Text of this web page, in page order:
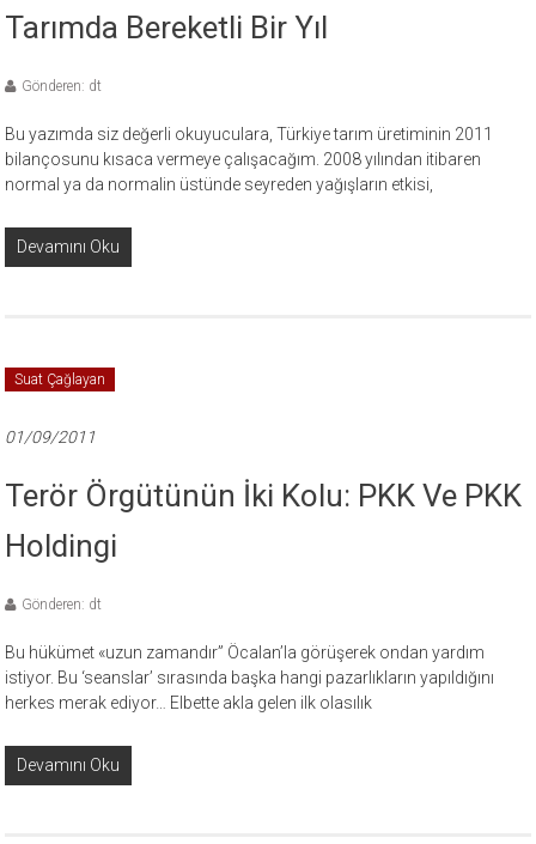
Tarımda Bereketli Bir Yıl
Gönderen: dt
Bu yazımda siz değerli okuyuculara, Türkiye tarım üretiminin 2011
bilançosunu kısaca vermeye çalışacağım. 2008 yılından itibaren
normal ya da normalin üstünde seyreden yağışların etkisi,
Devamını Oku
Suat Çağlayan
01/09/2011
Terör Örgütünün İki Kolu: PKK Ve PKK
Holdingi
Gönderen: dt
Bu hükümet «uzun zamandır” Öcalan’la görüşerek ondan yardım
istiyor. Bu ‘seanslar’ sırasında başka hangi pazarlıkların yapıldığını
herkes merak ediyor… Elbette akla gelen ilk olasılık
Devamını Oku